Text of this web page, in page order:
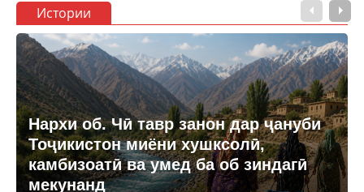
Истории
Нархи об. Чӣ тавр занон дар ҷануби
Тоҷикистон миёни хушксолӣ,
камбизоатӣ ва умед ба об зиндагӣ
мекунанд